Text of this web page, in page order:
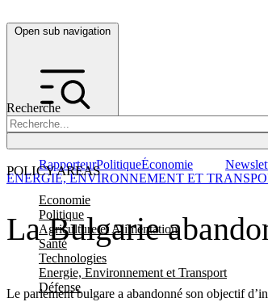
Open sub navigation
Recherche
POLICY AREAS
Economie
Politique
Agriculture et Alimentation
Santé
Technologies
Energie, Environnement et Transport
Défense
RapporteurPolitiqueÉconomie
La Bulgarie
Le parlement bulgare a abandonné son objectif
ENERGIE, ENVIRONNEMENT ET